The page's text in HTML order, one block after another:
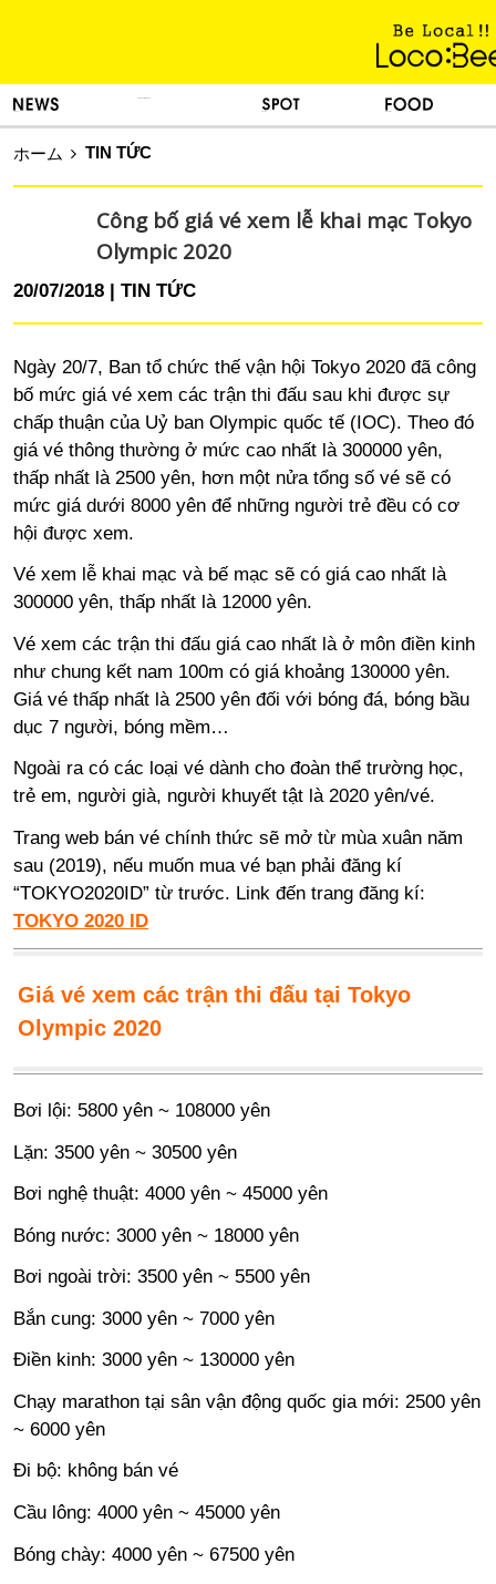
ホーム TIN TỨC
Công bố giá vé xem lễ khai mạc Tokyo
Olympic 2020
20/07/2018 TIN TỨC
Ngày 20/7, Ban tổ chức thế vận hội Tokyo 2020 đã công
bố mức giá vé xem các trận thi đấu sau khi được sự
chấp thuận của Uỷ ban Olympic quốc tế (IOC). Theo đó
giá vé thông thường ở mức cao nhất là 300000 yên,
thấp nhất là 2500 yên, hơn một nửa tổng số vé sẽ có
mức giá dưới 8000 yên để những người trẻ đều có cơ
hội được xem.
Vé xem lễ khai mạc và bế mạc sẽ có giá cao nhất là
300000 yên, thấp nhất là 12000 yên.
Vé xem các trận thi đấu giá cao nhất là ở môn điền kinh
như chung kết nam 100m có giá khoảng 130000 yên.
Giá vé thấp nhất là 2500 yên đối với bóng đá, bóng bầu
dục 7 người, bóng mềm…
Ngoài ra có các loại vé dành cho đoàn thể trường học,
trẻ em, người già, người khuyết tật là 2020 yên/vé.
Trang web bán vé chính thức sẽ mở từ mùa xuân năm
sau (2019), nếu muốn mua vé bạn phải đăng kí
“TOKYO2020ID” từ trước. Link đến trang đăng kí:
TOKYO 2020 ID
Giá vé xem các trận thi đấu tại Tokyo
Olympic 2020
Bơi lội: 5800 yên ~ 108000 yên
Lặn: 3500 yên ~ 30500 yên
Bơi nghệ thuật: 4000 yên ~ 45000 yên
Bóng nước: 3000 yên ~ 18000 yên
Bơi ngoài trời: 3500 yên ~ 5500 yên
Bắn cung: 3000 yên ~ 7000 yên
Điền kinh: 3000 yên ~ 130000 yên
Chạy marathon tại sân vận động quốc gia mới: 2500 yên
~ 6000 yên
Đi bộ: không bán vé
Cầu lông: 4000 yên ~ 45000 yên
Bóng chày: 4000 yên ~ 67500 yên